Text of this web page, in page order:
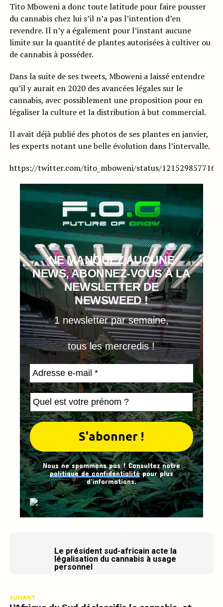
Tito Mboweni a donc toute latitude pour faire pousser
du cannabis chez lui s’il n’a pas l’intention d’en
revendre. Il n’y a également pour l’instant aucune
limite sur la quantité de plantes autorisées à cultiver ou
de cannabis à posséder.
Dans la suite de ses tweets, Mboweni a laissé entendre
qu’il y aurait en 2020 des avancées légales sur le
cannabis, avec possiblement une proposition pour en
légaliser la culture et la distribution à but commercial.
Il avait déjà publié des photos de ses plantes en janvier,
les experts notant une belle évolution dans l’intervalle.
https://twitter.com/tito_mboweni/status/
NE MANQUEZ AUCUNE
NEWS, ABONNEZ-VOUS À LA
NEWSLETTER DE
NEWSWEED !
1 newsletter par semaine,
tous les mercredis !
Nous ne spammons pas ! Consultez notre
politique de confidentialitépour plus
d’informations.
Le président sud-africain acte la
légalisation du cannabis à usage
personnel
SUIVANT